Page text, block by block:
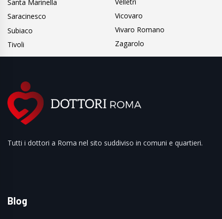
Santa Marinella
Saracinesco
Subiaco
Tivoli
Velletri
Vicovaro
Vivaro Romano
Zagarolo
Tutti i dottori a Roma nel sito suddiviso in comuni e quartieri.
Blog